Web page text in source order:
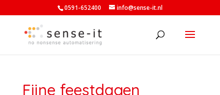
0591-652400 info@sense-it.nl
Fijne feestdagen